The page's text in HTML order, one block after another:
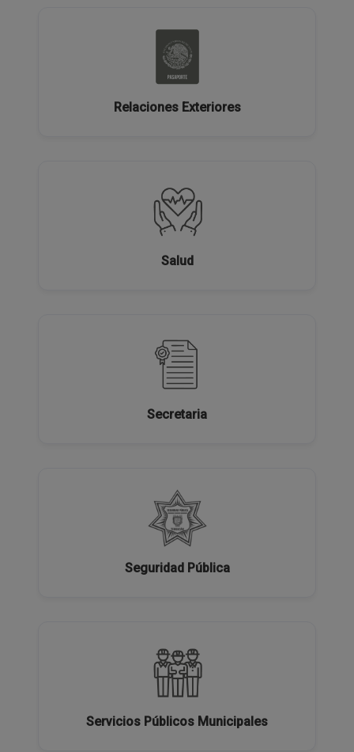
Relaciones Exteriores
Salud
Secretaria
Seguridad Pública
Servicios Públicos Municipales